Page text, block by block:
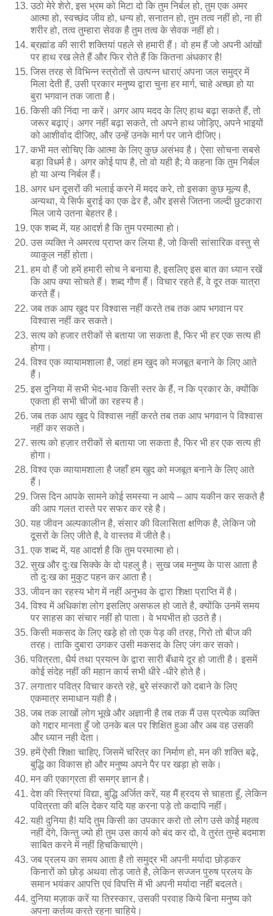
उठो मेरे शेरो, इस भ्रम को मिटा दो कि तुम निर्बल हो, तुम एक अमर
आत्मा हो, स्वच्छंद जीव हो, धन्य हो, सनातन हो, तुम तत्व नहीं हो, ना ही
शरीर हो, तत्व तुम्हारा सेवक है तुम तत्व के सेवक नहीं हो।
ब्रह्मांड की सारी शक्तियां पहले से हमारी हैं। वो हम हैं जो अपनी आंखों
पर हाथ रख लेते हैं और फिर रोते हैं कि कितना अंधकार है!
जिस तरह से विभिन्न स्त्रोतों से उत्पन्न धाराएं अपना जल समुद्र में
मिला देती हैं, उसी प्रकार मनुष्य द्वारा चुना हर मार्ग, चाहे अच्छा हो या
बुरा भगवान तक जाता है।
किसी की निंदा ना करें। अगर आप मदद के लिए हाथ बढ़ा सकते हैं, तो
जरूर बढ़ाएं। अगर नहीं बढ़ा सकते, तो अपने हाथ जोड़िए, अपने भाइयों
को आशीर्वाद दीजिए, और उन्हें उनके मार्ग पर जाने दीजिए।
कभी मत सोचिए कि आत्मा के लिए कुछ असंभव है। ऐसा सोचना सबसे
बड़ा विधर्म है। अगर कोई पाप है, तो वो यही है; ये कहना कि तुम निर्बल
हो या अन्य निर्बल हैं।
अगर धन दूसरों की भलाई करने में मदद करे, तो इसका कुछ मूल्य है,
अन्यथा, ये सिर्फ बुराई का एक ढेर है, और इससे जितना जल्दी छुटकारा
मिल जाये उतना बेहतर है।
एक शब्द में, यह आदर्श है कि तुम परमात्मा हो।
उस व्यक्ति ने अमरत्व प्राप्त कर लिया है, जो किसी सांसारिक वस्तु से
व्याकुल नहीं होता।
हम वो हैं जो हमें हमारी सोच ने बनाया है, इसलिए इस बात का ध्यान रखें
कि आप क्या सोचते हैं। शब्द गौण हैं। विचार रहते हैं, वे दूर तक यात्रा
करते हैं।
जब तक आप खुद पर विश्वास नहीं करते तब तक आप भगवान पर
विश्वास नहीं कर सकते।
सत्य को हजार तरीकों से बताया जा सकता है, फिर भी हर एक सत्य ही
होगा।
विश्व एक व्यायामशाला है, जहां हम खुद को मजबूत बनाने के लिए आते
हैं।
इस दुनिया में सभी भेद-भाव किसी स्तर के हैं, न कि प्रकार के, क्योंकि
एकता ही सभी चीजों का रहस्य है।
जब तक आप खुद पे विश्वास नहीं करते तब तक आप भगवान पे विश्वास
नहीं कर सकते।
सत्य को हज़ार तरीकों से बताया जा सकता है, फिर भी हर एक सत्य ही
होगा।
विश्व एक व्यायामशाला है जहाँ हम खुद को मजबूत बनाने के लिए आते
हैं।
जिस दिन आपके सामने कोई समस्या न आये – आप यकीन कर सकते है
की आप गलत रास्ते पर सफर कर रहे है।
यह जीवन अल्पकालीन है, संसार की विलासिता क्षणिक है, लेकिन जो
दूसरों के लिए जीते है, वे वास्तव में जीते है।
एक शब्द में, यह आदर्श है कि तुम परमात्मा हो।
सुख और दुःख सिक्के के दो पहलु है। सुख जब मनुष्य के पास आता है
तो दुःख का मुकुट पहन कर आता है।
जीवन का रहस्य भोग में नहीं अनुभव के द्वारा शिक्षा प्राप्ति में है।
विश्व में अधिकांश लोग इसलिए असफल हो जाते है, क्योंकि उनमें समय
पर साहस का संचार नहीं हो पाता। वे भयभीत हो उठते है।
किसी मकसद के लिए खड़े हो तो एक पेड़ की तरह, गिरो तो बीज की
तरह। ताकि दुबारा उगकर उसी मकसद के लिए जंग कर सको।
पवित्रता, धैर्य तथा प्रयत्न के द्वारा सारी बँधाये दूर हो जाती है। इसमें
कोई संदेह नहीं की महान कार्य सभी धीरे -धीरे होते है।
लगातार पवित्र विचार करते रहे, बुरे संस्कारों को दबाने के लिए
एकमात्र समाधान यही है।
जब तक लाखों लोग भूखे और अज्ञानी है तब तक मैं उस प्रत्येक व्यक्ति
को गद्दार मानता हुँ जो उनके बल पर शिक्षित हुआ और अब वह उसकी
और ध्यान नही देता।
हमें ऐसी शिक्षा चाहिए, जिसमें चरित्र का निर्माण हो, मन की शक्ति बढ़े,
बुद्धि का विकास हो और मनुष्य अपने पैर पर खड़ा हो सके।
मन की एकाग्रता ही समग्र ज्ञान है।
देश की स्त्रियां विद्या, बुद्धि अर्जित करें, यह मैं ह्रदय से चाहता हूँ, लेकिन
पवित्रता की बलि देकर यदि यह करना पड़े तो कदापि नहीं।
यही दुनिया है! यदि तुम किसी का उपकार करो तो लोग उसे कोई महत्व
नहीं देंगे, किन्तु ज्यो ही तुम उस कार्य को बंद कर दो, वे तुरंत तुम्हे बदमाश
साबित करने में नहीं हिचकिचाएंगे।
जब प्रलय का समय आता है तो समुद्र भी अपनी मर्यादा छोड़कर
किनारों को छोड़ अथवा तोड़ जाते है, लेकिन सज्जन पुरुष प्रलय के
समान भयंकर आपत्ति एवं विपत्ति में भी अपनी मर्यादा नहीं बदलते।
दुनिया मज़ाक करें या तिरस्कार, उसकी परवाह किये बिना मनुष्य को
अपना कर्तव्य करते रहना चाहिये।